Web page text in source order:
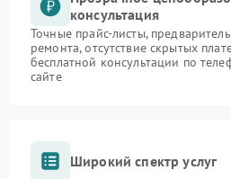
консультация
Точные прайс-листы,
ремонта, отсутствие скрытых
бесплатной консультации по
сайте
Широкий спектр услуг